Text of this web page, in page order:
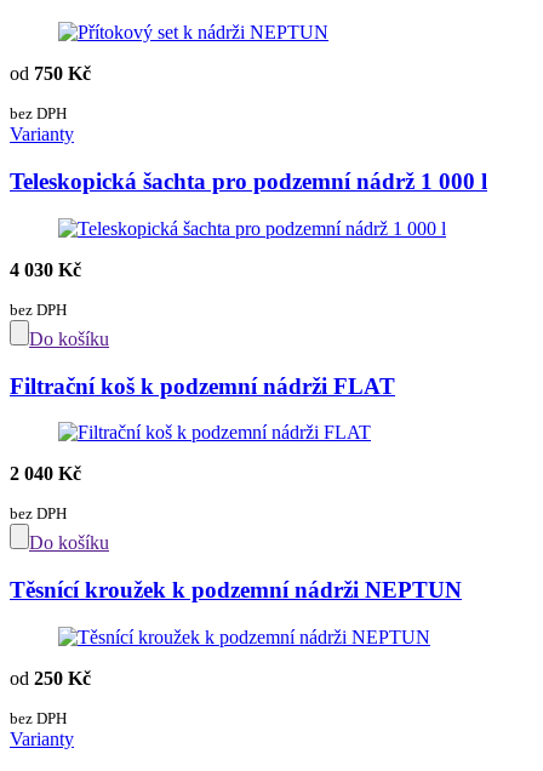
od 750 Kč
bez DPH
Varianty
Teleskopická šachta pro podzemní nádrž 1 000 l
4 030 Kč
bez DPH
Do košíku
Filtrační koš k podzemní nádrži FLAT
2 040 Kč
bez DPH
Do košíku
Těsnící kroužek k podzemní nádrži NEPTUN
od 250 Kč
bez DPH
Varianty